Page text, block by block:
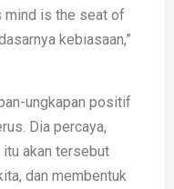
mind is the seat of
kebiasaan,”
ungkapan positif
Dia percaya,
itu akan tersebut
dan membentuk